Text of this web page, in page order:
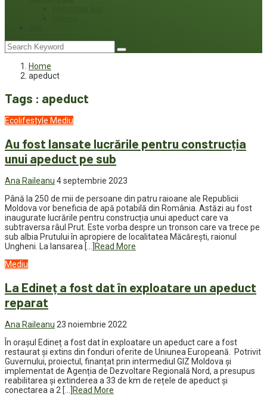
Home
apeduct
Tags : apeduct
Ecolifestyle Mediu
Au fost lansate lucrările pentru construcția
unui apeduct pe sub
Ana Raileanu 4 septembrie 2023
Până la 250 de mii de persoane din patru raioane ale Republicii
Moldova vor beneficia de apă potabilă din România. Astăzi au fost
inaugurate lucrările pentru construcția unui apeduct care va
subtraversa râul Prut. Este vorba despre un tronson care va trece pe
sub albia Prutului în apropiere de localitatea Măcărești, raionul
Ungheni. La lansarea […] Read More
Mediu
La Edineț a fost dat în exploatare un apeduct
reparat
Ana Raileanu 23 noiembrie 2022
În orașul Edineț a fost dat în exploatare un apeduct care a fost
restaurat și extins din fonduri oferite de Uniunea Europeană. Potrivit
Guvernului, proiectul, finanțat prin intermediul GIZ Moldova și
implementat de Agenția de Dezvoltare Regională Nord, a presupus
reabilitarea și extinderea a 33 de km de rețele de apeduct și
conectarea a 2 […]
Read More